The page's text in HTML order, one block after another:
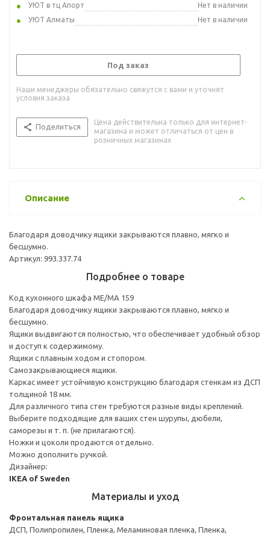
УЮТ в тц Апорт
Нет в наличии
УЮТ Алматы
Нет в наличии
Под заказ
Наши менеджеры обязательно свяжутся с вами и уточнят
условия заказа
Поделиться
Цена действительна только для интернет-
магазина и может отличаться от цен в
розничных магазинах
Описание
Благодаря доводчику ящики закрываются плавно, мягко и
бесшумно.
Артикул: 993.337.74
Подробнее о товаре
Код кухонного шкафа ME/MA 159
Благодаря доводчику ящики закрываются плавно, мягко и
бесшумно.
Ящики выдвигаются полностью, что обеспечивает удобный обзор
и доступ к содержимому.
Ящики с плавным ходом и стопором.
Самозакрывающиеся ящики.
Каркас имеет устойчивую конструкцию благодаря стенкам из ДСП
толщиной 18 мм.
Для различного типа стен требуются разные виды креплений.
Выберите подходящие для ваших стен шурупы, дюбели,
саморезы и т. п. (не прилагаются).
Ножки и цоколи продаются отдельно.
Можно дополнить ручкой.
Дизайнер:
IKEA of Sweden
Материалы и уход
Фронтальная панель ящика
ДСП, Полипропилен, Пленка, Меламиновая пленка, Пленка,